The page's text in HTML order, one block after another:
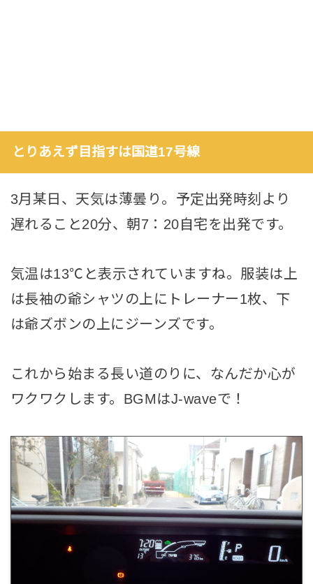
とりあえず目指すは国道17号線
3月某日、天気は薄曇り。予定出発時刻より
遅れること20分、朝7：20自宅を出発です。
気温は13℃と表示されていますね。服装は上
は長袖の爺シャツの上にトレーナー1枚、下
は爺ズボンの上にジーンズです。
これから始まる長い道のりに、なんだか心が
ワクワクします。BGMはJ-waveで！